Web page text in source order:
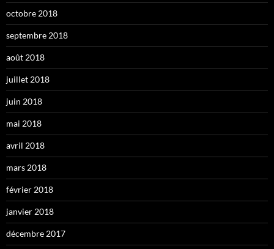
octobre 2018
septembre 2018
août 2018
juillet 2018
juin 2018
mai 2018
avril 2018
mars 2018
février 2018
janvier 2018
décembre 2017